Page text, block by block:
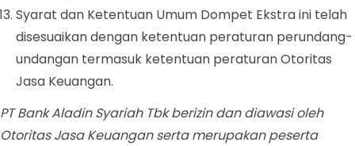
Syarat dan Ketentuan Umum Dompet Ekstra ini telah
disesuaikan dengan ketentuan peraturan perundang-
undangan termasuk ketentuan peraturan Otoritas
Jasa Keuangan.
PT Bank Aladin Syariah Tbk berizin dan diawasi oleh
Otoritas Jasa Keuangan serta merupakan peserta